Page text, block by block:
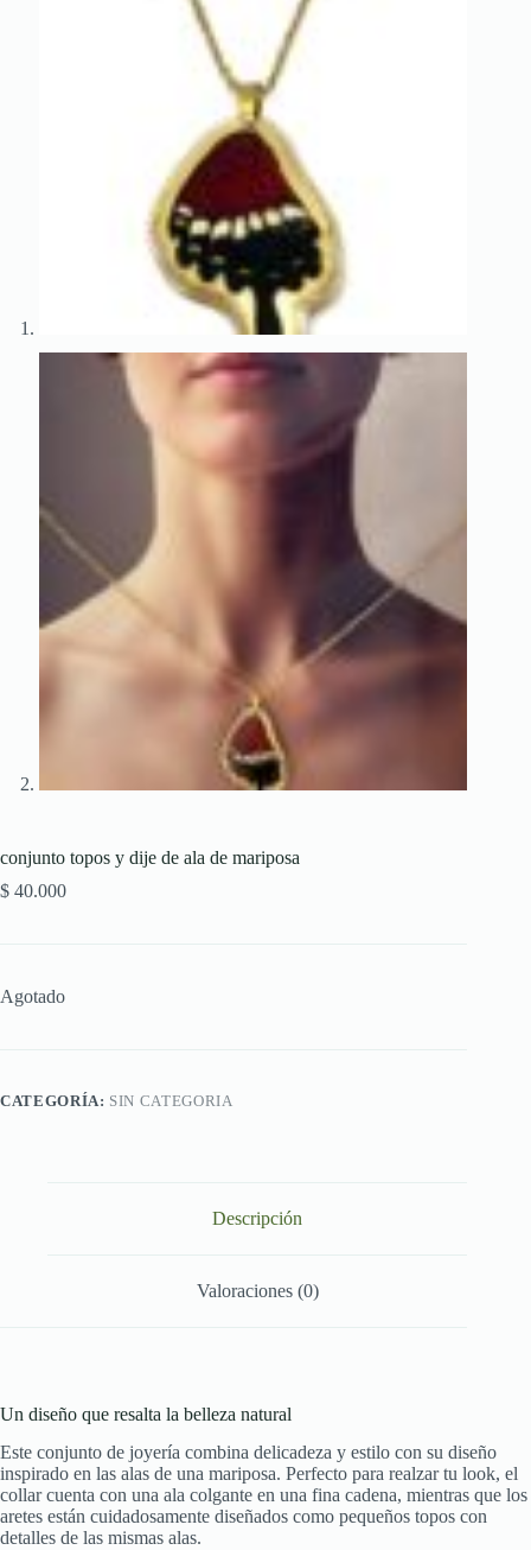
conjunto topos y dije de ala de mariposa
$ 40.000
Agotado
CATEGORÍA: SIN CATEGORIA
Descripción
Valoraciones (0)
Un diseño que resalta la belleza natural
Este conjunto de joyería combina delicadeza y estilo con su diseño
inspirado en las alas de una mariposa. Perfecto para realzar tu look, el
collar cuenta con una ala colgante en una fina cadena, mientras que los
aretes están cuidadosamente diseñados como pequeños topos con
detalles de las mismas alas.